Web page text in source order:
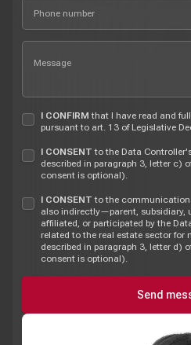
I CONFIRM that I have read and
pursuant to art. 13 of Legislative
I CONSENT to the Data
described in paragraph 3, letter c)
consent is optional).
I CONSENT to the
also indirectly—parent, subsidiary,
affiliated, or participated by the
related to the real estate sector for
described in paragraph 3, letter d)
consent is optional).
Send